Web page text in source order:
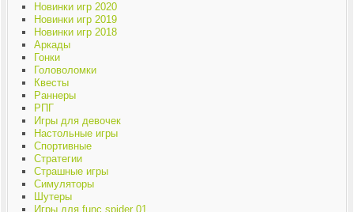
Новинки игр 2020
Новинки игр 2019
Новинки игр 2018
Аркады
Гонки
Головоломки
Квесты
Раннеры
РПГ
Игры для девочек
Настольные игры
Спортивные
Стратегии
Страшные игры
Симуляторы
Шутеры
Игры для func spider 01